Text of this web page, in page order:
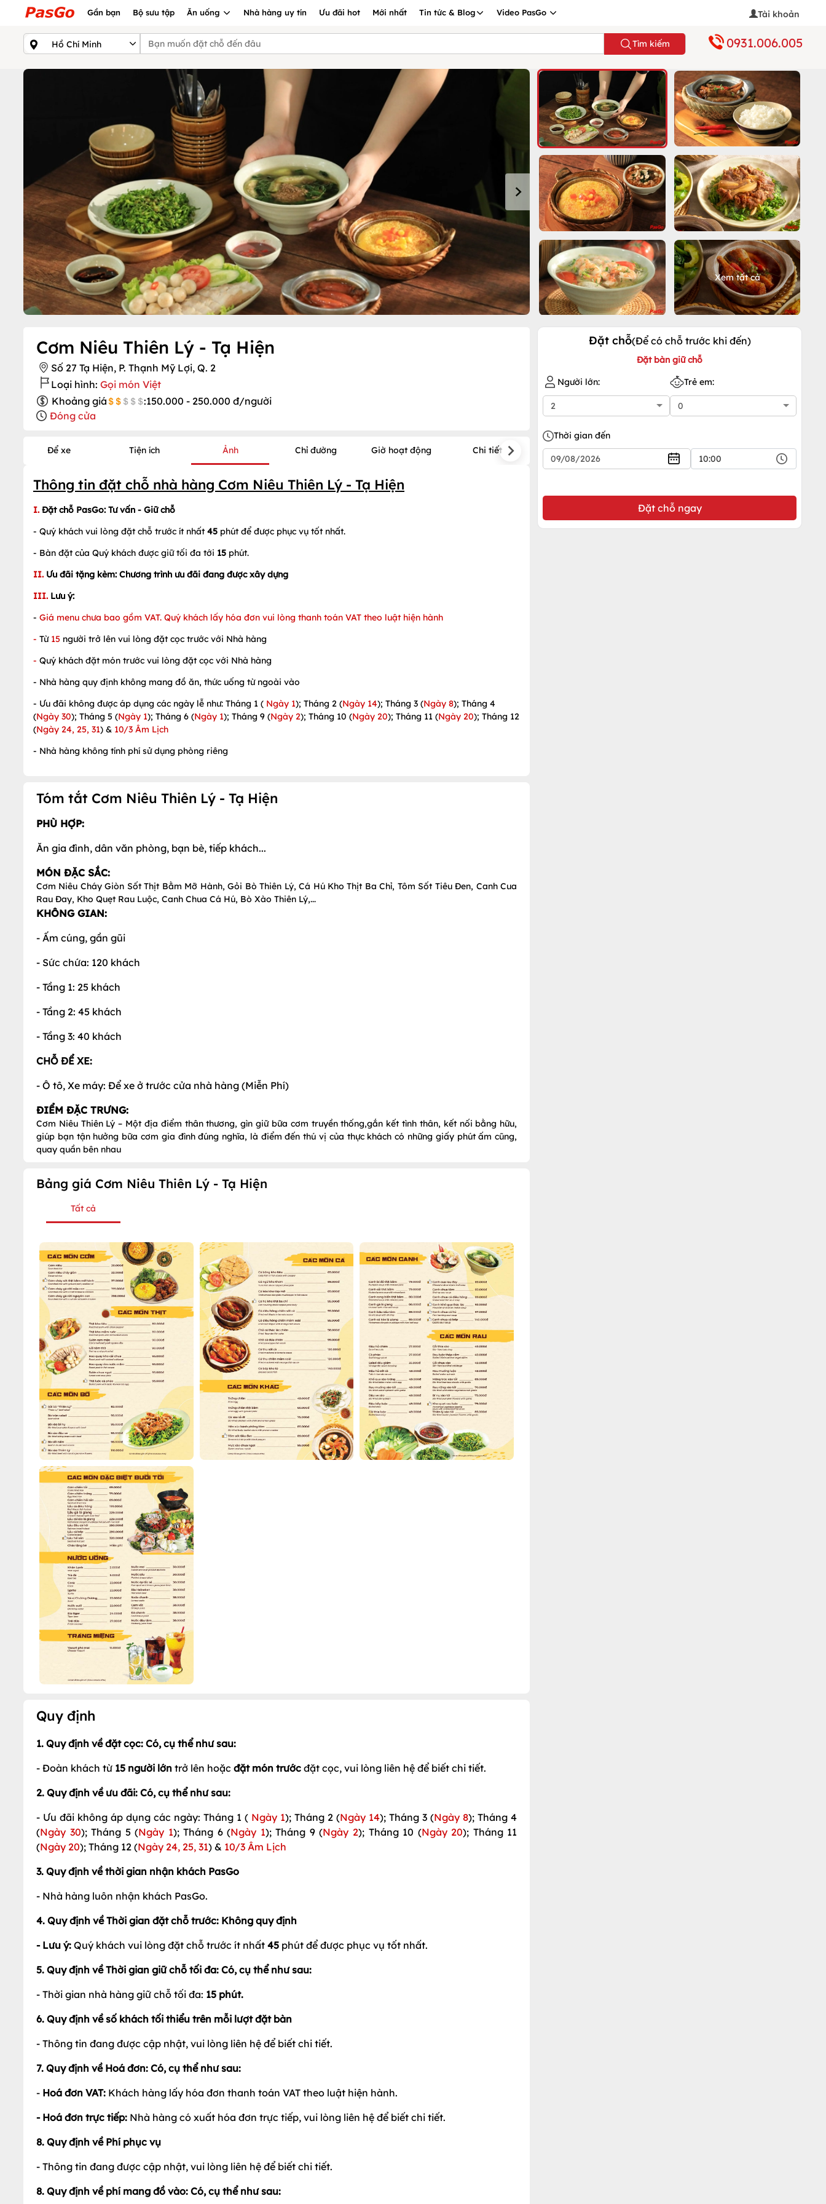
Gần bạn Bộ sưu tập Ăn uống Nhà hàng uy tín Ưu đãi hot Mới nhất Tin tức & Blog Video PasGo Tài khoản
Tìm kiếm 0931.006.005
Xem tất cả
Cơm Niêu Thiên Lý - Tạ Hiện
Số 27 Tạ Hiện, P. Thạnh Mỹ Lợi, Q. 2
Loại hình: Gọi món Việt
Khoảng giá
:150.000 - 250.000 đ/người
Đóng cửa
Để xe Tiện ích Ảnh Chỉ đường Giờ hoạt động Chi tiết
Thông tin đặt chỗ nhà hàng Cơm Niêu Thiên Lý - Tạ Hiện
I. Đặt chỗ PasGo: Tư vấn - Giữ chỗ
- Quý khách vui lòng đặt chỗ trước ít nhất 45 phút để được phục vụ tốt nhất.
- Bàn đặt của Quý khách được giữ tối đa tới 15 phút.
II. Ưu đãi tặng kèm: Chương trình ưu đãi đang được xây dựng
III. Lưu ý:
- Giá menu chưa bao gồm VAT. Quý khách lấy hóa đơn vui lòng thanh toán VAT theo luật hiện hành
- Từ15 người trở lên vui lòng đặt cọc trước với Nhà hàng
- Quý khách đặt món trước vui lòng đặt cọc với Nhà hàng
- Nhà hàng quy định không mang đồ ăn, thức uống từ ngoài vào
- Ưu đãi không được áp dụng các ngày lễ như: Tháng 1 ( Ngày 1); Tháng 2 (Ngày 14); Tháng 3 (Ngày 8); Tháng 4
(Ngày 30); Tháng 5 (Ngày 1); Tháng 6 (Ngày 1); Tháng 9 (Ngày 2); Tháng 10 (Ngày 20); Tháng 11 (Ngày 20); Tháng 12
(Ngày 24, 25, 31) & 10/3 Âm Lịch
- Nhà hàng không tính phí sử dụng phòng riêng
Tóm tắt Cơm Niêu Thiên Lý - Tạ Hiện
PHÙ HỢP:
Ăn gia đình, dân văn phòng, bạn bè, tiếp khách...
MÓN ĐẶC SẮC:
Cơm Niêu Cháy Giòn Sốt Thịt Bằm Mỡ Hành, Gỏi Bò Thiên Lý, Cá Hú Kho Thịt Ba Chỉ, Tôm Sốt Tiêu Đen, Canh Cua
Rau Đay, Kho Quẹt Rau Luộc, Canh Chua Cá Hú, Bò Xào Thiên Lý,...
KHÔNG GIAN:
- Ấm cúng, gần gũi
- Sức chứa: 120 khách
- Tầng 1: 25 khách
- Tầng 2: 45 khách
- Tầng 3: 40 khách
CHỖ ĐỂ XE:
- Ô tô, Xe máy: Để xe ở trước cửa nhà hàng (Miễn Phí)
ĐIỂM ĐẶC TRƯNG:
Cơm Niêu Thiên Lý – Một địa điểm thân thương, gìn giữ bữa cơm truyền thống,gắn kết tình thân, kết nối bằng hữu,
giúp bạn tận hưởng bữa cơm gia đình đúng nghĩa, là điểm đến thú vị của thực khách có những giấy phút ấm cũng,
quay quần bên nhau
Bảng giá Cơm Niêu Thiên Lý - Tạ Hiện
Tất cả
Quy định
1. Quy định về đặt cọc: Có, cụ thể như sau:
- Đoàn khách từ 15 người lớn trở lên hoặc đặt món trước đặt cọc, vui lòng liên hệ để biết chi tiết.
2. Quy định về ưu đãi: Có, cụ thể như sau:
- Ưu đãi không áp dụng các ngày: Tháng 1 ( Ngày 1); Tháng 2 (Ngày 14); Tháng 3 (Ngày 8); Tháng 4
(Ngày 30); Tháng 5 (Ngày 1); Tháng 6 (Ngày 1); Tháng 9 (Ngày 2); Tháng 10 (Ngày 20); Tháng 11
(Ngày 20); Tháng 12 (Ngày 24, 25, 31) & 10/3 Âm Lịch
3. Quy định về thời gian nhận khách PasGo
- Nhà hàng luôn nhận khách PasGo.
4. Quy định về Thời gian đặt chỗ trước: Không quy định
- Lưu ý: Quý khách vui lòng đặt chỗ trước ít nhất 45 phút để được phục vụ tốt nhất.
5. Quy định về Thời gian giữ chỗ tối đa: Có, cụ thể như sau:
- Thời gian nhà hàng giữ chỗ tối đa: 15 phút.
6. Quy định về số khách tối thiểu trên mỗi lượt đặt bàn
- Thông tin đang được cập nhật, vui lòng liên hệ để biết chi tiết.
7. Quy định về Hoá đơn: Có, cụ thể như sau:
- Hoá đơn VAT: Khách hàng lấy hóa đơn thanh toán VAT theo luật hiện hành.
- Hoá đơn trực tiếp: Nhà hàng có xuất hóa đơn trực tiếp, vui lòng liên hệ để biết chi tiết.
8. Quy định về Phí phục vụ
- Thông tin đang được cập nhật, vui lòng liên hệ để biết chi tiết.
8. Quy định về phí mang đồ vào: Có, cụ thể như sau:
Đặt chỗ(Để có chỗ trước khi đến)
Đặt bàn giữ chỗ
Người lớn:
Trẻ em:
Thời gian đến
10:00
Đặt chỗ ngay